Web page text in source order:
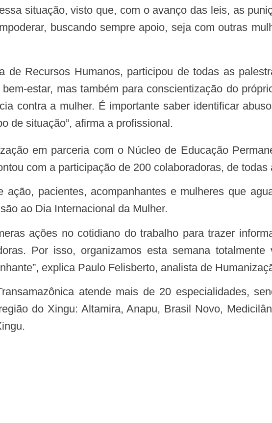
situação, visto que, com o avanço das leis, as
buscando sempre apoio, seja com outras
de Recursos Humanos, participou de todas as
estar, mas também para conscientização do
contra a mulher. É importante saber identificar
de situação”, afirma a profissional.
com a participação de 200 colaboradoras, de todas
ao Dia Internacional da Mulher.
Por isso, organizamos esta semana
explica Paulo Felisberto, analista de
do Xingu: Altamira, Anapu, Brasil Novo,